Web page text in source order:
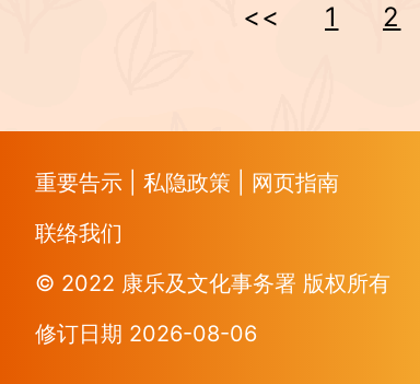
<< 1 2
重要告示 私隐政策
网页指南
联络我们
© 2022 康乐及文化事务署 版权所有
修订日期 2026-08-06